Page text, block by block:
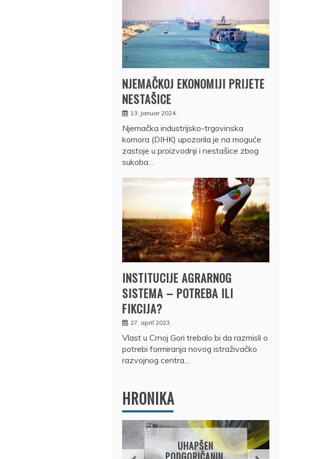
NJEMAČKOJ EKONOMIJI PRIJETE
NESTAŠICE
13. januar 2024.
Njemačka industrijsko-trgovinska
komora (DIHK) upozorila je na moguće
zastoje u proizvodnji i nestašice zbog
sukoba…
INSTITUCIJE AGRARNOG
SISTEMA – POTREBA ILI
FIKCIJA?
27. april 2023.
Vlast u Crnoj Gori trebalo bi da razmisli o
potrebi formiranja novog istraživačko
razvojnog centra…
HRONIKA
UHAPŠEN